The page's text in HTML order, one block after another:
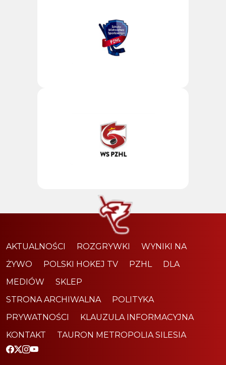
AKTUALNOŚCI ROZGRYWKI
WYNIKI NA
ŻYWO
POLSKI HOKEJ TV PZHL
DLA
MEDIÓW
SKLEP
STRONA ARCHIWALNA
POLITYKA
PRYWATNOŚCI
KLAUZULA INFORMACYJNA
KONTAKT
TAURON METROPOLIA SILESIA